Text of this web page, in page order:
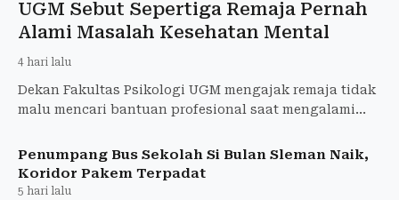
UGM Sebut Sepertiga Remaja Pernah
Alami Masalah Kesehatan Mental
4 hari lalu
Dekan Fakultas Psikologi UGM mengajak remaja tidak
malu mencari bantuan profesional saat mengalami
Penumpang Bus Sekolah Si Bulan Sleman Naik,
Koridor Pakem Terpadat
5 hari lalu